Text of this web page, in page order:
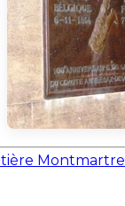
Montmartre